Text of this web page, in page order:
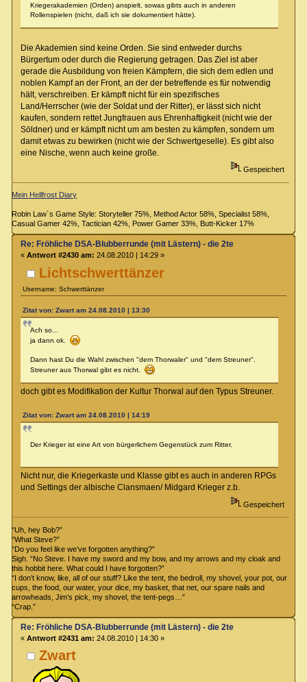
Kriegerakademien (Orden) anspielt, sowas gibts auch in anderen
Rollenspielen (nicht, daß ich sie dokumentiert hätte).
Die Akademien sind keine Orden. Sie sind entweder durchs
Bürgertum oder durch die Regierung getragen. Das Ziel ist aber
gerade die Ausbildung von freien Kämpfern, die sich dem edlen und
noblen Kampf an der Front, an der der betreffende es für notwendig
hält, verschreiben. Er kämpft nicht für ein spezifisches
Land/Herrscher (wie der Soldat und der Ritter), er lässt sich nicht
kaufen, sondern rettet Jungfrauen aus Ehrenhaftigkeit (nicht wie der
Söldner) und er kämpft nicht um am besten zu kämpfen, sondern um
damit etwas zu bewirken (nicht wie der Schwertgeselle). Es gibt also
eine Nische, wenn auch keine große.
Gespeichert
Mein Hellfrost Diary
Robin Law´s Game Style: Storyteller 75%, Method Actor 58%, Specialist 58%,
Casual Gamer 42%, Tactician 42%, Power Gamer 33%, Butt-Kicker 17%
Lichtschwerttänzer
Username: Schwerttänzer
Re: Fröhliche DSA-Blubberrunde (mit Lästern) - die 2te
« Antwort #2430 am: 24.08.2010 | 14:29 »
Zitat von: Zwart am 24.08.2010 | 13:30
Ach so...
ja dann ok.
Dann hast Du die Wahl zwischen "dem Thorwaler" und "dem Streuner".
Streuner aus Thorwal gibt es nicht.
doch gibt es Modifikation der Kultur Thorwal auf den Typus Streuner.
Zitat von: Zwart am 24.08.2010 | 14:19
Der Krieger ist eine Art von bürgerlichem Gegenstück zum Ritter.
Nicht nur, die Kriegerkaste und Klasse gibt es auch in anderen RPGs
und Settings der albische Clansmaen/ Midgard Krieger z.b.
Gespeichert
“Uh, hey Bob?”
“What Steve?”
“Do you feel like we’ve forgotten anything?”
Sigh. “No Steve. I have my sword and my bow, and my arrows and my cloak and
this hobbit here. What could I have forgotten?”
“I don’t know, like, all of our stuff? Like the tent, the bedroll, my shovel, your pot, our
cups, the food, our water, your dice, my basket, that net, our spare nails and
arrowheads, Jim’s pick, my shovel, the tent-pegs…”
“Crap.”
Zwart
Re: Fröhliche DSA-Blubberrunde (mit Lästern) - die 2te
« Antwort #2431 am: 24.08.2010 | 14:30 »